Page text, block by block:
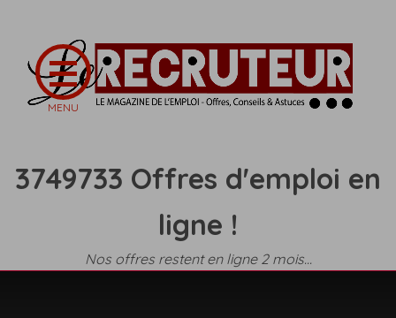
3749733 Offres d'emploi en
ligne !
Nos offres restent en ligne 2 mois...